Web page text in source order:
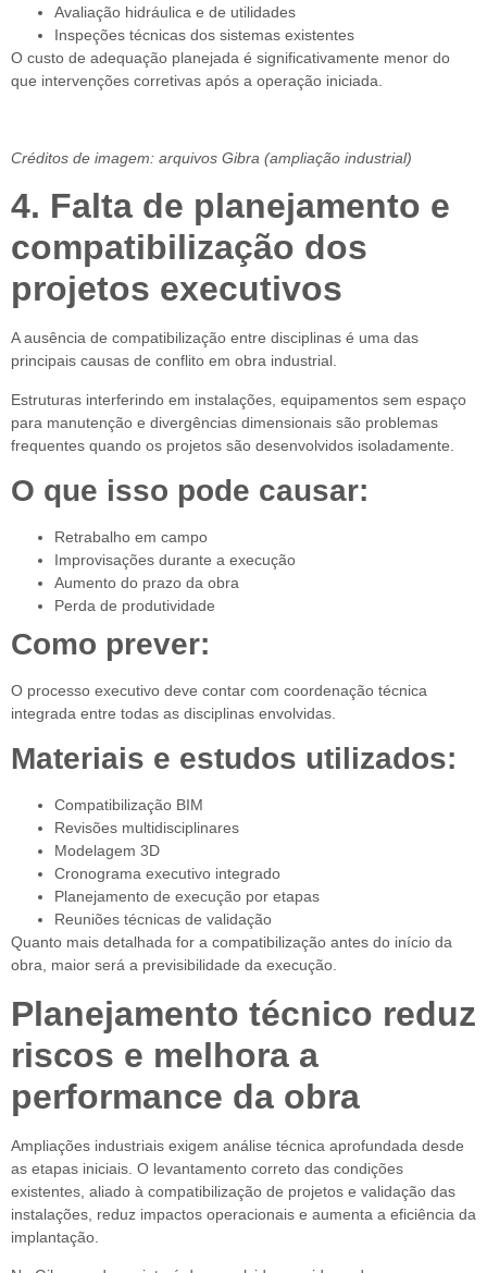
Avaliação hidráulica e de utilidades
Inspeções técnicas dos sistemas existentes
O custo de adequação planejada é significativamente menor do
que intervenções corretivas após a operação iniciada.
Créditos de imagem: arquivos Gibra (ampliação industrial)
4. Falta de planejamento e
compatibilização dos
projetos executivos
A ausência de compatibilização entre disciplinas é uma das
principais causas de conflito em obra industrial.
Estruturas interferindo em instalações, equipamentos sem espaço
para manutenção e divergências dimensionais são problemas
frequentes quando os projetos são desenvolvidos isoladamente.
O que isso pode causar:
Retrabalho em campo
Improvisações durante a execução
Aumento do prazo da obra
Perda de produtividade
Como prever:
O processo executivo deve contar com coordenação técnica
integrada entre todas as disciplinas envolvidas.
Materiais e estudos utilizados:
Compatibilização BIM
Revisões multidisciplinares
Modelagem 3D
Cronograma executivo integrado
Planejamento de execução por etapas
Reuniões técnicas de validação
Quanto mais detalhada for a compatibilização antes do início da
obra, maior será a previsibilidade da execução.
Planejamento técnico reduz
riscos e melhora a
performance da obra
Ampliações industriais exigem análise técnica aprofundada desde
as etapas iniciais. O levantamento correto das condições
existentes, aliado à compatibilização de projetos e validação das
instalações, reduz impactos operacionais e aumenta a eficiência da
implantação.